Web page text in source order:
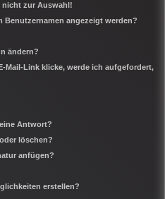
nicht zur Auswahl!
Benutzernamen angezeigt werden?
ändern?
Mail-Link klicke, werde ich aufgefordert,
Antwort?
löschen?
anfügen?
erstellen?